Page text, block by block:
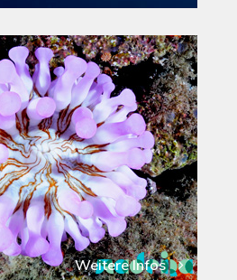
Weitere Infos